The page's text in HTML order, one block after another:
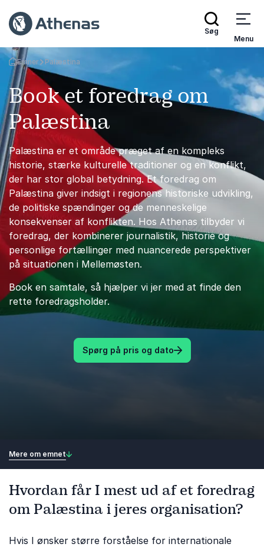
Søg
Menu
Tilbage til forsiden
Emner Palæstina
Book et foredrag om
Palæstina
Palæstina er et område præget af en kompleks
historie, stærke kulturelle traditioner og en konflikt,
der har stor global betydning. Et foredrag om
Palæstina giver indsigt i regionens historiske udvikling,
de politiske spændinger og de menneskelige
konsekvenser af konflikten. Hos Athenas tilbyder vi
foredrag, der kombinerer journalistik, historie og
personlige fortællinger med nuancerede perspektiver
på situationen i Mellemøsten.
Book en samtale, så hjælper vi jer med at finde den
rette foredragsholder.
Spørg på pris og dato
Mere om emnet
Hvordan får I mest ud af et foredrag
om Palæstina i jeres organisation?
Hvis I ønsker større forståelse for internationale